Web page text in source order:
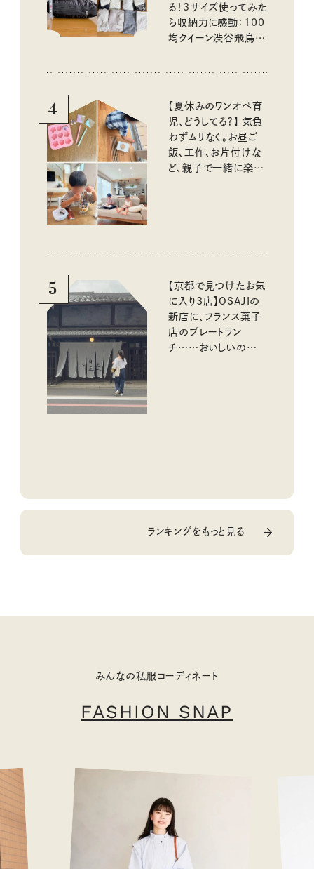
る！3サイズ使ってみた
ら収納力に感動：100
均クイーン渋谷飛鳥の
4
【夏休みのワンオペ育
児、どうしてる？】 気負
わずムリなく。お昼ご
飯、工作、お片付けな
ど、親子で一緒に楽し
5
【京都で見つけたお気
に入り3店】OSAJIの
新店に、フランス菓子
店のプレートラン
チ……おいしいのんび
ランキングをもっと見る
みんなの私服コーディネート
FASHION SNAP